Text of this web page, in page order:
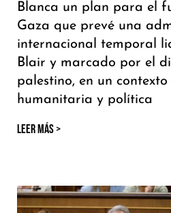
Blanca un plan para el
Gaza que prevé una
internacional temporal
Blair y marcado por el
palestino, en un
humanitaria y política
LEER MÁS >